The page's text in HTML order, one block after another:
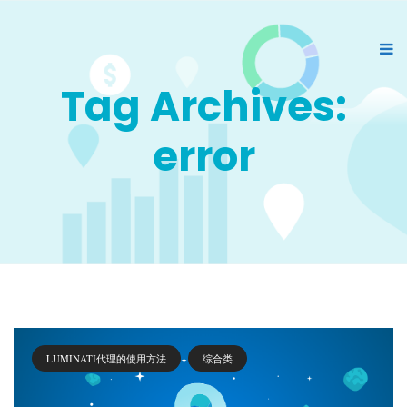
Tag Archives:
error
LUMINATI代理的使用方法 综合类